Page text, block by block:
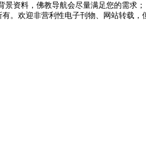
资料，佛教导航会尽量满足您的需求；
欢迎非营利性电子刊物、网站转载，